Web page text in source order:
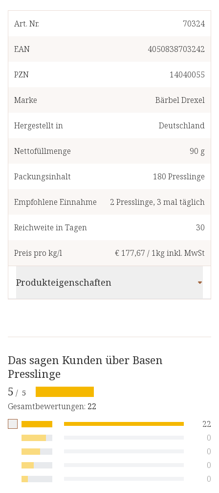
Art. Nr. 70324
EAN 4050838703242
PZN 14040055
Marke Bärbel Drexel
Hergestellt in Deutschland
Nettofüllmenge 90 g
Packungsinhalt 180 Presslinge
Empfohlene Einnahme 2 Presslinge, 3 mal täglich
Reichweite in Tagen 30
Preis pro kg/l € 177,67 / 1kginkl. MwSt
Produkteigenschaften
Das sagen Kunden über Basen
Presslinge
5 / 5
Gesamtbewertungen: 22
22
0
0
0
0